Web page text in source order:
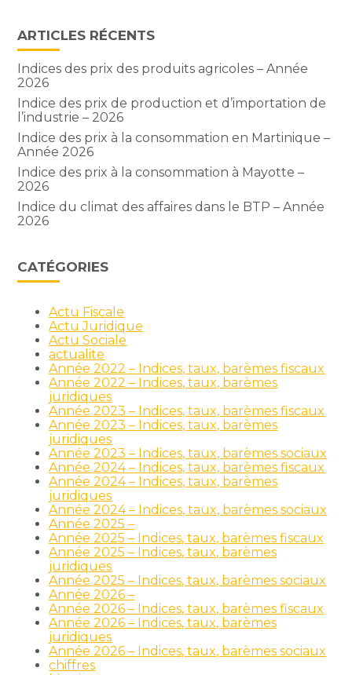
ARTICLES RÉCENTS
Indices des prix des produits agricoles – Année
2026
Indice des prix de production et d’importation de
l’industrie – 2026
Indice des prix à la consommation en Martinique –
Année 2026
Indice des prix à la consommation à Mayotte –
2026
Indice du climat des affaires dans le BTP – Année
2026
CATÉGORIES
Actu Fiscale
Actu Juridique
Actu Sociale
actualite
Année 2022 – Indices, taux, barèmes fiscaux
Année 2022 – Indices, taux, barèmes
juridiques
Année 2023 – Indices, taux, barèmes fiscaux
Année 2023 – Indices, taux, barèmes
juridiques
Année 2023 – Indices, taux, barèmes sociaux
Année 2024 – Indices, taux, barèmes fiscaux
Année 2024 – Indices, taux, barèmes
juridiques
Année 2024 – Indices, taux, barèmes sociaux
Année 2025 –
Année 2025 – Indices, taux, barèmes fiscaux
Année 2025 – Indices, taux, barèmes
juridiques
Année 2025 – Indices, taux, barèmes sociaux
Année 2026 –
Année 2026 – Indices, taux, barèmes fiscaux
Année 2026 – Indices, taux, barèmes
juridiques
Année 2026 – Indices, taux, barèmes sociaux
chiffres